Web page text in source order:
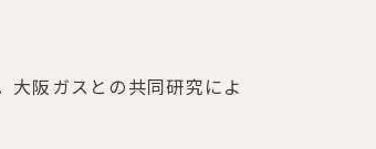
阪ガスとの共同研究によ